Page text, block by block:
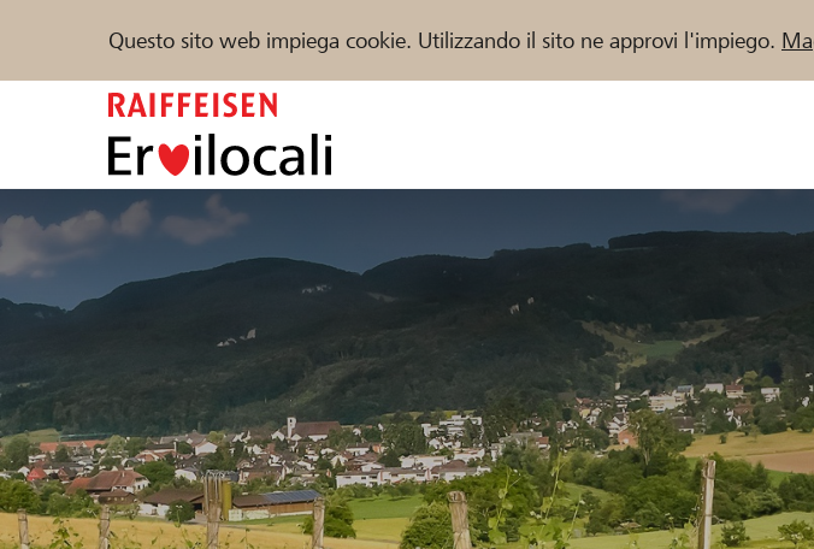
Questo sito web impiega cookie. Utilizzando il sito ne approvi l'impiego.
Sostenere Partner / Banche Raiffeisen
Trova progetti e organizzazioni
DE FR IT